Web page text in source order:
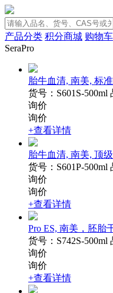
产品分类 积分商城 购物车
SeraPro
胎牛血清, 南美, 标
货号：S601S-500ml
询价
询价
+查看详情
胎牛血清, 南美, 顶
货号：S601P-500ml
询价
询价
+查看详情
Pro ES, 南美，胚胎
货号：S742S-500ml
询价
询价
+查看详情